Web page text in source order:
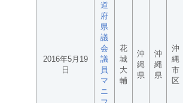
2016年5月19
日
道
府
県
議
会
議
員
マ
ニ
花
城
大
輔
沖
縄
県
沖
縄
県
沖
縄
市
区